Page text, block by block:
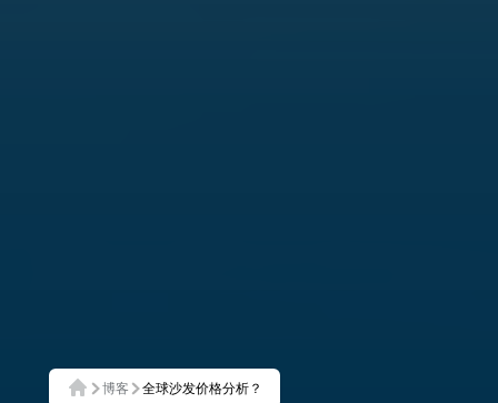
博客 全球沙发价格分析？